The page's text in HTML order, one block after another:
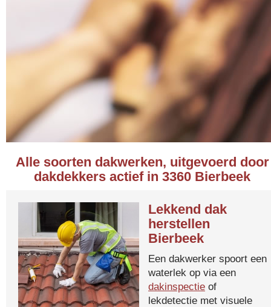
Alle soorten dakwerken, uitgevoerd door
dakdekkers actief in 3360 Bierbeek
Lekkend dak
herstellen
Bierbeek
Een dakwerker spoort een
waterlek op via een
dakinspectie of
lekdetectie met visuele